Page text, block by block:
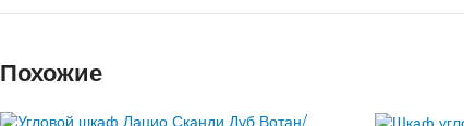
Похожие